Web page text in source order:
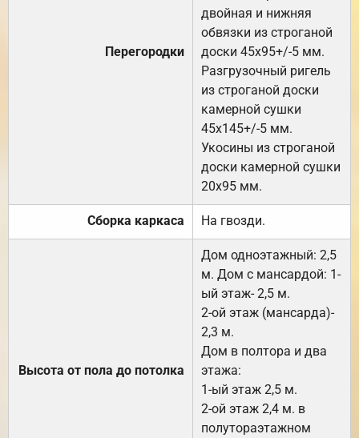
Перегородки
двойная и нижняя
обвязки из строганой
доски 45х95+/-5 мм.
Разгрузочный ригель
из строганой доски
камерной сушки
45х145+/-5 мм.
Укосины из строганой
доски камерной сушки
20х95 мм.
Сборка каркаса На гвозди.
Высота от пола до потолка
Дом одноэтажный: 2,5
м. Дом с мансардой: 1-
ый этаж- 2,5 м.
2-ой этаж (мансарда)-
2,3 м.
Дом в полтора и два
этажа:
1-ый этаж 2,5 м.
2-ой этаж 2,4 м. в
полутораэтажном